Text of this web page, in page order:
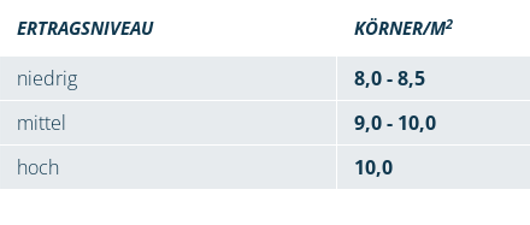
ERTRAGSNIVEAU KÖRNER/M2
niedrig
8,0 - 8,5
mittel
9,0 - 10,0
hoch
10,0